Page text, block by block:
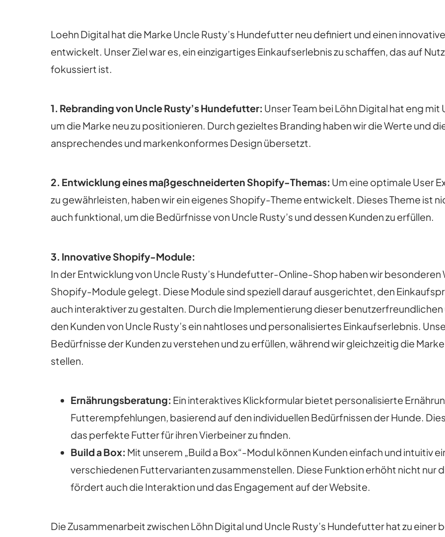
Loehn Digital hat die Marke Uncle Rusty’s Hundefutter neu definiert und einen
entwickelt. Unser Ziel war es, ein einzigartiges Einkaufserlebnis zu schaffen, das auf
fokussiert ist.
1. Rebranding von Uncle Rusty’s Hundefutter: Unser Team bei Löhn Digital hat eng
um die Marke neu zu positionieren. Durch gezieltes Branding haben wir die Werte und
ansprechendes und markenkonformes Design übersetzt.
2. Entwicklung eines maßgeschneiderten Shopify-Themas: Um eine optimale User
zu gewährleisten, haben wir ein eigenes Shopify-Theme entwickelt. Dieses Theme ist
auch funktional, um die Bedürfnisse von Uncle Rusty’s und dessen Kunden zu erfüllen.
3. Innovative Shopify-Module:
In der Entwicklung von Uncle Rusty’s Hundefutter-Online-Shop haben wir
Shopify-Module gelegt. Diese Module sind speziell darauf ausgerichtet, den
auch interaktiver zu gestalten. Durch die Implementierung dieser
den Kunden von Uncle Rusty’s ein nahtloses und personalisiertes Einkaufserlebnis.
Bedürfnisse der Kunden zu verstehen und zu erfüllen, während wir gleichzeitig die
stellen.
Ernährungsberatung: Ein interaktives Klickformular bietet personalisierte
Futterempfehlungen, basierend auf den individuellen Bedürfnissen der Hunde.
das perfekte Futter für ihren Vierbeiner zu finden.
Build a Box: Mit unserem „Build a Box“-Modul können Kunden einfach und intuitiv
verschiedenen Futtervarianten zusammenstellen. Diese Funktion erhöht nicht nur
fördert auch die Interaktion und das Engagement auf der Website.
Die Zusammenarbeit zwischen Löhn Digital und Uncle Rusty’s Hundefutter hat zu